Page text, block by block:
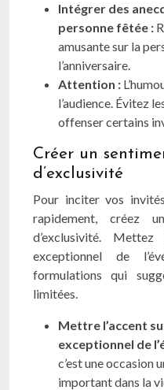
Intégrer des
personne fêtée :
amusante sur la
l’anniversaire.
Attention :
l’audience. Évitez
offenser certains
Créer un
d’exclusivité
Pour inciter vos
rapidement, créez
d’exclusivité.
exceptionnel de
formulations qui
limitées.
Mettre l’accent
exceptionnel de
c’est une occasion
important dans la